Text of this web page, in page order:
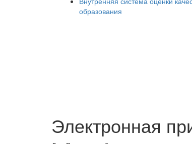
образования
Электронная